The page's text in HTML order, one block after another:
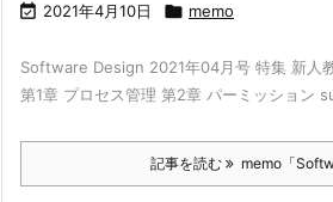
 2021年4月10日  memo
Software Design 2021年04月号 特集 新人
第1章 プロセス管理 第2章 パーミッション
記事を読む memo「